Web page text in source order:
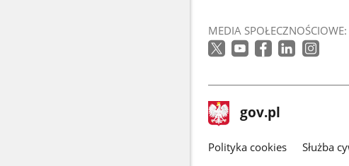
MEDIA SPOŁECZNOŚCIOWE:
stopka
gov.pl Strona
gov.pl
gov.pl
Polityka cookies Służba